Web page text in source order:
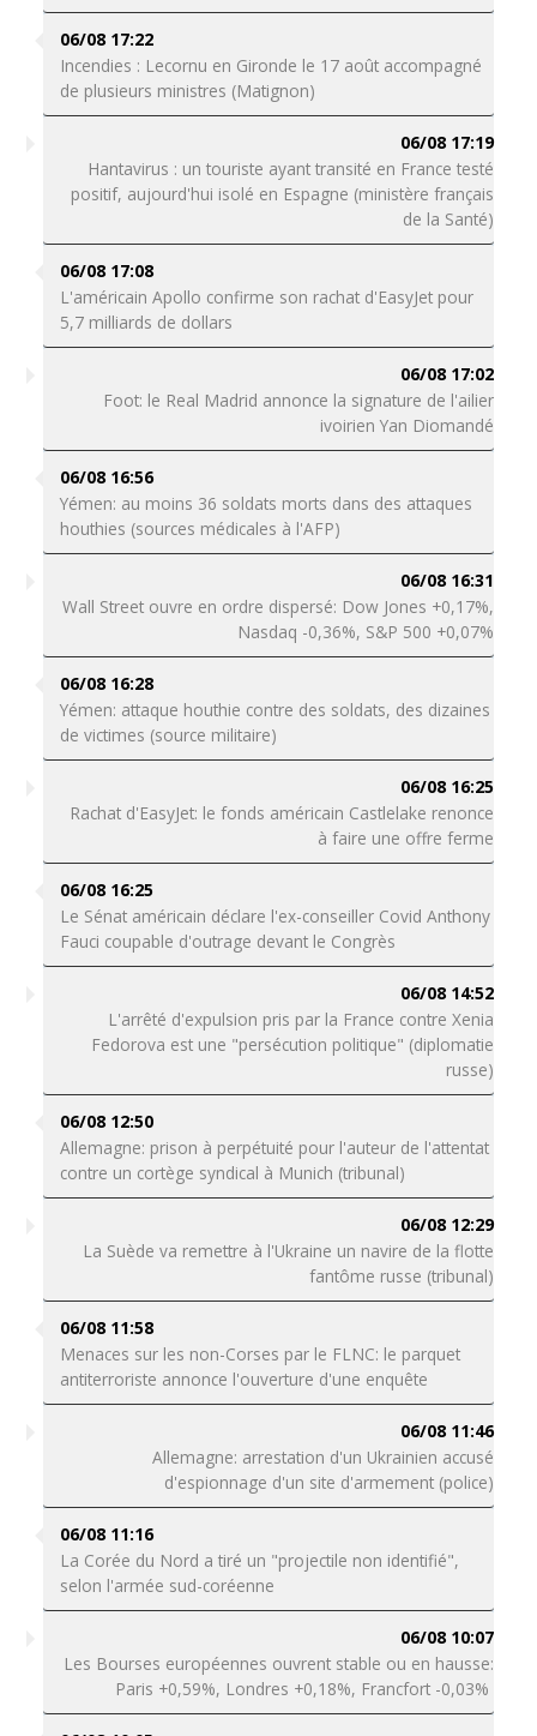
06/08 17:22
Incendies : Lecornu en Gironde le 17 août accompagné
de plusieurs ministres (Matignon)
06/08 17:19
Hantavirus : un touriste ayant transité en France testé
positif, aujourd'hui isolé en Espagne (ministère français
de la Santé)
06/08 17:08
L'américain Apollo confirme son rachat d'EasyJet pour
5,7 milliards de dollars
06/08 17:02
Foot: le Real Madrid annonce la signature de l'ailier
ivoirien Yan Diomandé
06/08 16:56
Yémen: au moins 36 soldats morts dans des attaques
houthies (sources médicales à l'AFP)
06/08 16:31
Wall Street ouvre en ordre dispersé: Dow Jones +0,17%,
Nasdaq -0,36%, S&P 500 +0,07%
06/08 16:28
Yémen: attaque houthie contre des soldats, des dizaines
de victimes (source militaire)
06/08 16:25
Rachat d'EasyJet: le fonds américain Castlelake renonce
à faire une offre ferme
06/08 16:25
Le Sénat américain déclare l'ex-conseiller Covid Anthony
Fauci coupable d'outrage devant le Congrès
06/08 14:52
L'arrêté d'expulsion pris par la France contre Xenia
Fedorova est une "persécution politique" (diplomatie
russe)
06/08 12:50
Allemagne: prison à perpétuité pour l'auteur de l'attentat
contre un cortège syndical à Munich (tribunal)
06/08 12:29
La Suède va remettre à l'Ukraine un navire de la flotte
fantôme russe (tribunal)
06/08 11:58
Menaces sur les non-Corses par le FLNC: le parquet
antiterroriste annonce l'ouverture d'une enquête
06/08 11:46
Allemagne: arrestation d'un Ukrainien accusé
d'espionnage d'un site d'armement (police)
06/08 11:16
La Corée du Nord a tiré un "projectile non identifié",
selon l'armée sud-coréenne
06/08 10:07
Les Bourses européennes ouvrent stable ou en hausse:
Paris +0,59%, Londres +0,18%, Francfort -0,03%